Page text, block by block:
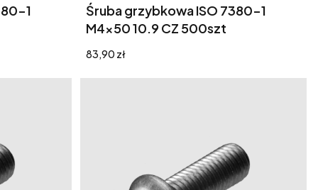
1
Śruba grzybkowa ISO 7380-1
M4x50 10.9 CZ 500szt
Cena
83,90 zł